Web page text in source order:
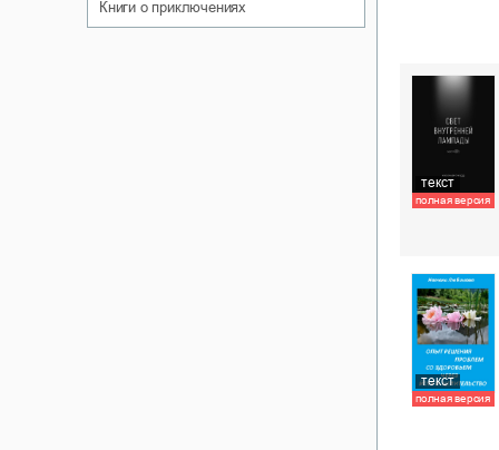
книги о приключениях
текст
полная версия
текст
полная версия